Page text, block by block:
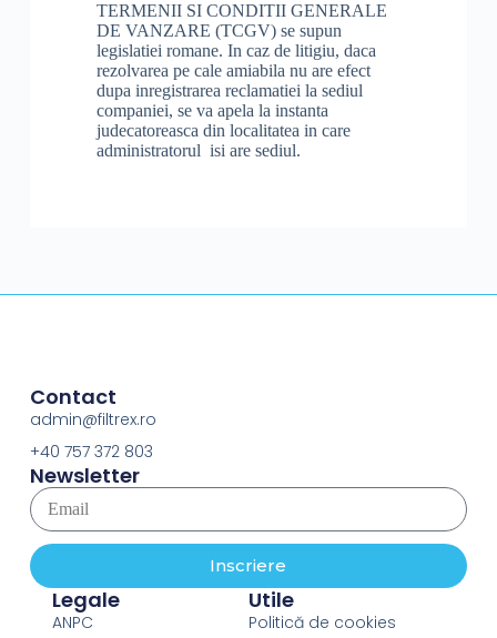
TERMENII SI CONDITII GENERALE
DE VANZARE (TCGV) se supun
legislatiei romane. In caz de litigiu, daca
rezolvarea pe cale amiabila nu are efect
dupa inregistrarea reclamatiei la sediul
companiei, se va apela la instanta
judecatoreasca din localitatea in care
administratorul isi are sediul.
Utile
Politică de cookies
Legale
ANPC
Contact
admin@filtrex.ro
+40 757 372 803
Newsletter
Inscriere